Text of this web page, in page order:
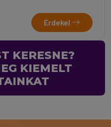
Érdekel
KERESNE?
KIEMELT